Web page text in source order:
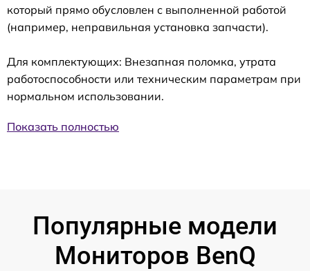
который прямо обусловлен с выполненной работой
(например, неправильная установка запчасти).
Для комплектующих: Внезапная поломка, утрата
работоспособности или техническим параметрам при
нормальном использовании.
Показать полностью
Популярные модели
Мониторов BenQ